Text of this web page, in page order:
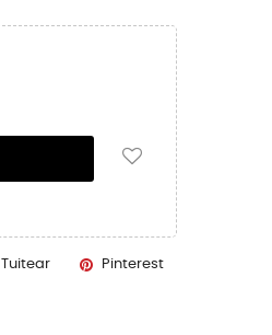
Tuitear Pinterest